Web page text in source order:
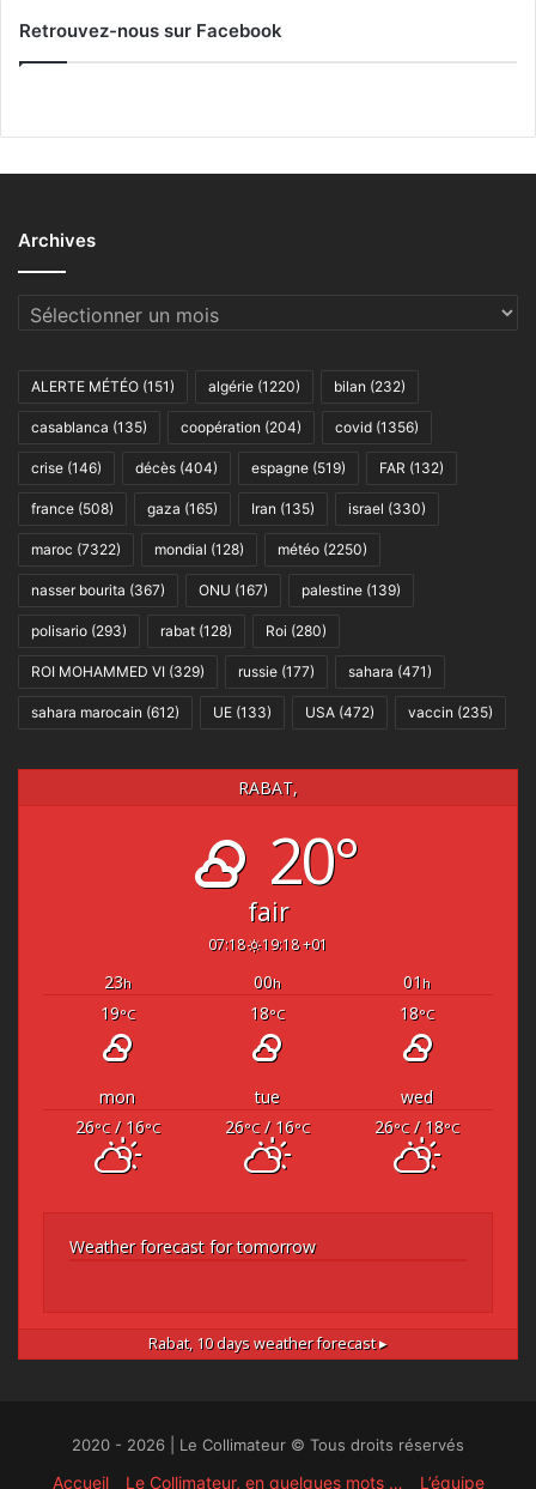
Retrouvez-nous sur Facebook
Archives
Archives
ALERTE MÉTÉO (151) algérie (1220) bilan (232)
casablanca (135) coopération (204) covid (1356)
crise (146) décès (404) espagne (519) FAR (132)
france (508) gaza (165) Iran (135) israel (330)
maroc (7322) mondial (128) météo (2250)
nasser bourita (367) ONU (167) palestine (139)
polisario (293) rabat (128) Roi (280)
ROI MOHAMMED VI (329) russie (177) sahara (471)
sahara marocain (612) UE (133) USA (472) vaccin (235)
RABAT,
20°
fair
07:18 19:18 +01
23h 00h 01 h
19°C 18°C 18°C
mon tue
wed
26°C/ 16°C 26°C/ 16°C 26°C/ 18°C
Weather forecast for tomorrow
Rabat, 10 days weather forecast ▸
2020 - 2026 | Le Collimateur © Tous droits réservés
Accueil Le Collimateur, en quelques mots … L’équipe